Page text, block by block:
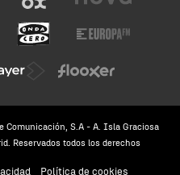
Comunicación, S.A - A. Isla Graciosa
Reservados todos los derechos
Política de cookies